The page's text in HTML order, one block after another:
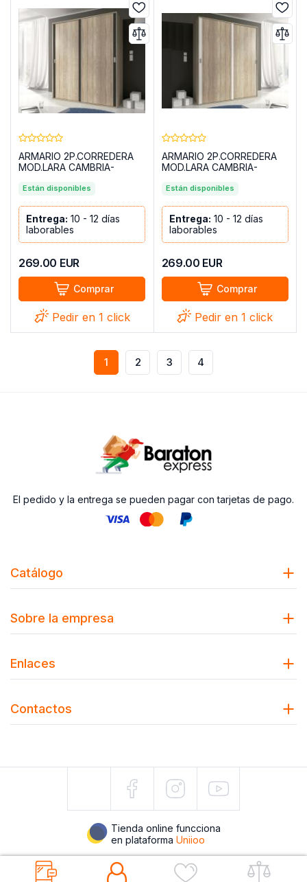
ARMARIO 2P.CORREDERA
MOD.LARA CAMBRIA-
Están disponibles
Entrega: 10 - 12 días
laborables
269.00 EUR
Comprar
Pedir en 1 click
ARMARIO 2P.CORREDERA
MOD.LARA CAMBRIA-
Están disponibles
Entrega: 10 - 12 días
laborables
269.00 EUR
Comprar
Pedir en 1 click
1 2 3 4
El pedido y la entrega se pueden pagar con tarjetas de pago.
Catálogo
Sobre la empresa
Enlaces
Contactos
Tienda online funcciona
en plataforma Uniioo